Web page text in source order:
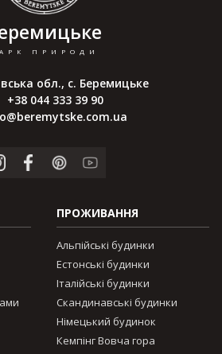
ПРИРОДИ
обл., с. Беремицьке
+38 044 333 39 90
ПРОЖИВАННЯ
Альпійські будинки
Естонські будинки
Італійські будинки
Скандинавські будинки
Німецький будинок
Кемпінг Вовча гора